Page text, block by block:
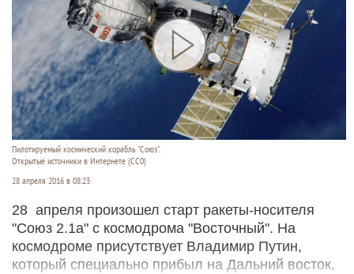
Пилотируемый космический корабль "Союз".
Открытые источники в Интернете (СС0)
28 апреля 2016 в 08:23
28 апреля произошел старт ракеты-носителя
"Союз 2.1а" с космодрома "Восточный". На
космодроме присутствует Владимир Путин,
который специально прибыл на Дальний восток,